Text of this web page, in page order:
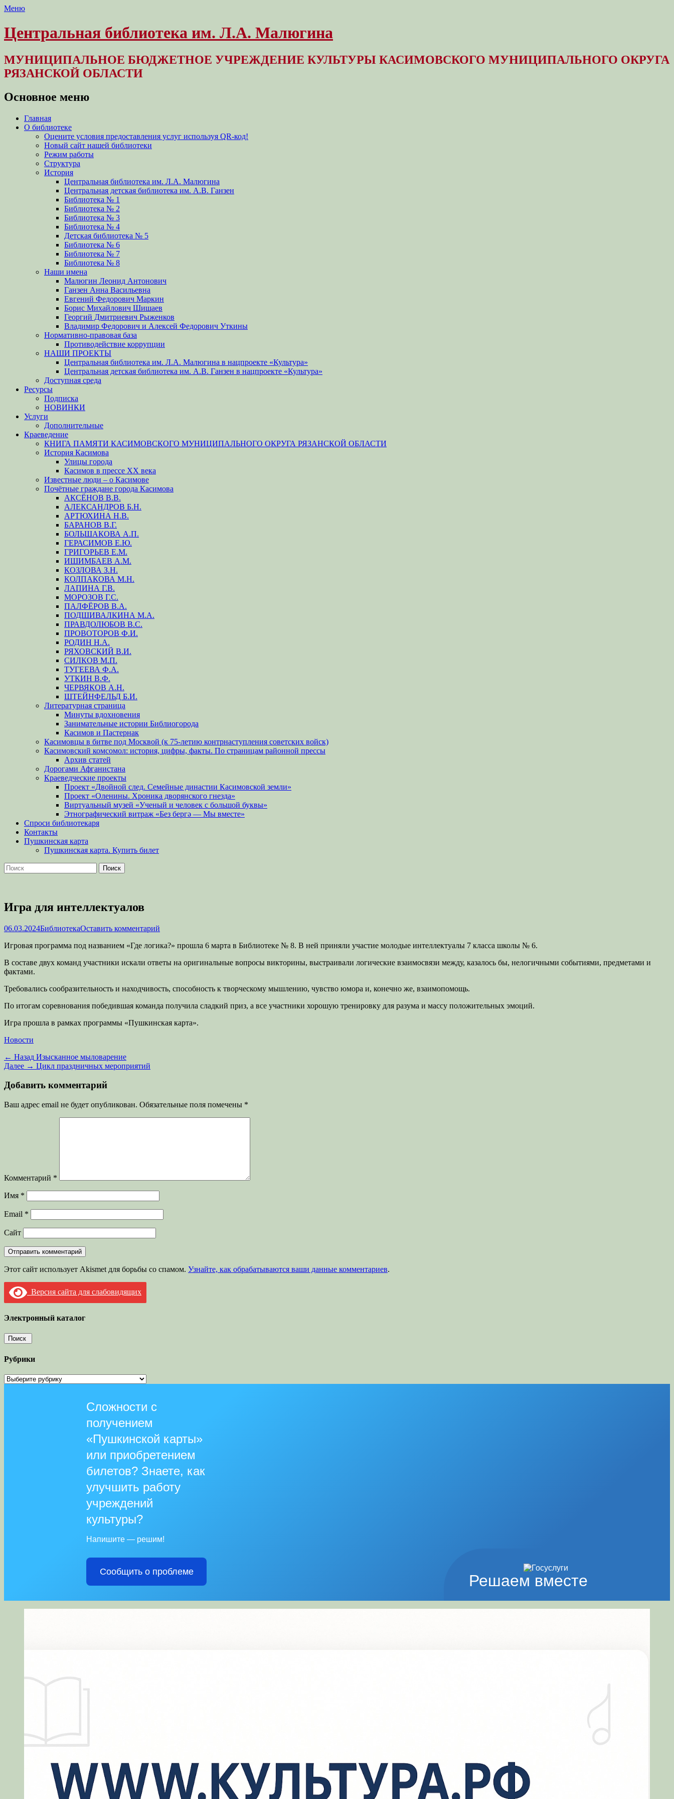
Меню
Центральная библиотека им. Л.А. Малюгина
МУНИЦИПАЛЬНОЕ БЮДЖЕТНОЕ УЧРЕЖДЕНИЕ КУЛЬТУРЫ КАСИМОВСКОГО МУНИЦИПАЛЬНОГО ОКРУГА
РЯЗАНСКОЙ ОБЛАСТИ
Основное меню
Перейти
содержимому
Главная
О библиотеке
Оцените условия предоставления услуг используя QR-код!
Новый сайт нашей библиотеки
Режим работы
Структура
История
Центральная библиотека им. Л.А. Малюгина
Центральная детская библиотека им. А.В. Ганзен
Библиотека № 1
Библиотека № 2
Библиотека № 3
Библиотека № 4
Детская библиотека № 5
Библиотека № 6
Библиотека № 7
Библиотека № 8
Наши имена
Малюгин Леонид Антонович
Ганзен Анна Васильевна
Евгений Федорович Маркин
Борис Михайлович Шишаев
Георгий Дмитриевич Рыженков
Владимир Федорович и Алексей Федорович Уткины
Нормативно-правовая база
Противодействие коррупции
НАШИ ПРОЕКТЫ
Центральная библиотека им. Л.А. Малюгина в нацпроекте «Культура»
Центральная детская библиотека им. А.В. Ганзен в нацпроекте «Культура»
Доступная среда
Ресурсы
Подписка
НОВИНКИ
Услуги
Дополнительные
Краеведение
КНИГА ПАМЯТИ КАСИМОВСКОГО МУНИЦИПАЛЬНОГО ОКРУГА РЯЗАНСКОЙ ОБЛАСТИ
История Касимова
Улицы города
Касимов в прессе XX века
Известные люди – о Касимове
Почётные граждане города Касимова
АКСЁНОВ В.В.
АЛЕКСАНДРОВ Б.Н.
АРТЮХИНА Н.В.
БАРАНОВ В.Г.
БОЛЬШАКОВА А.П.
ГЕРАСИМОВ Е.Ю.
ГРИГОРЬЕВ Е.М.
ИШИМБАЕВ А.М.
КОЗЛОВА З.Н.
КОЛПАКОВА М.Н.
ЛАПИНА Г.В.
МОРОЗОВ Г.С.
ПАЛФЁРОВ В.А.
ПОДШИВАЛКИНА М.А.
ПРАВДОЛЮБОВ В.С.
ПРОВОТОРОВ Ф.И.
РОДИН Н.А.
РЯХОВСКИЙ В.И.
СИЛКОВ М.П.
ТУГЕЕВА Ф.А.
УТКИН В.Ф.
ЧЕРВЯКОВ А.Н.
ШТЕЙНФЕЛЬД Б.И.
Литературная страница
Минуты вдохновения
Занимательные истории Библиогорода
Касимов и Пастернак
Касимовцы в битве под Москвой (к 75-летию контрнаступления советских войск)
Касимовский комсомол: история, цифры, факты. По страницам районной прессы
Архив статей
Дорогами Афганистана
Краеведческие проекты
Проект «Двойной след. Семейные династии Касимовской земли»
Проект «Оленины. Хроника дворянского гнезда»
Виртуальный музей «Ученый и человек с большой буквы»
Этнографический витраж «Без бергə — Мы вместе»
Спроси библиотекаря
Контакты
Пушкинская карта
Пушкинская карта. Купить билет
Поиск
Найти:
Игра для интеллектуалов
Опубликовано
06.03.2024Автор
БиблиотекаОставить комментарий
Игровая программа под названием «Где логика?» прошла 6 марта в Библиотеке № 8. В ней приняли участие молодые интеллектуалы 7 класса школы № 6.
В составе двух команд участники искали ответы на оригинальные вопросы викторины, выстраивали логические взаимосвязи между, казалось бы, нелогичными событиями, предметами и
фактами.
Требовались сообразительность и находчивость, способность к творческому мышлению, чувство юмора и, конечно же, взаимопомощь.
По итогам соревнования победившая команда получила сладкий приз, а все участники хорошую тренировку для разума и массу положительных эмоций.
Игра прошла в рамках программы «Пушкинская карта».
Категории
Новости
Навигация
по
записям
← Назад Предыдущая
запись:
Изысканное мыловарение
Далее → Следующая
Цикл праздничных мероприятий
Добавить комментарий
Ваш адрес email не будет опубликован. Обязательные поля помечены *
Комментарий *
Имя *
Email *
Сайт
Этот сайт использует Akismet для борьбы со спамом. Узнайте, как обрабатываются ваши данные комментариев.
Версия сайта для слабовидящих
Электронный каталог
Рубрики
Рубрики
Решаем вместе
Сложности с
получением
«Пушкинской карты»
или приобретением
билетов? Знаете, как
улучшить работу
учреждений
культуры?
Напишите — решим!
Сообщить о проблеме